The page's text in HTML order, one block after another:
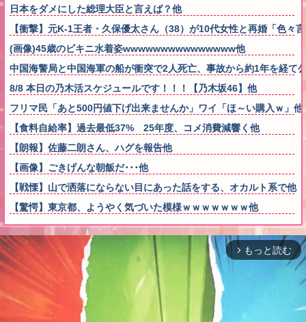
日本をダメにした総理大臣と言えば？他
【衝撃】元K-1王者・久保優太さん（38）が10代女性と再婚「色
(画像)45歳のビキニ水着姿wwwwwwwwwwwwwww他
中国海警局と中国海軍の船が衝突で2人死亡、事故から約1年を経
8/8 本日の乃木活スケジュールです！！！【乃木坂46】他
フリマ民「あと500円値下げ出来ませんか」ワイ「ほ～い購入ｗ」他
【食料自給率】過去最低37% 25年度、コメ消費減響く他
【朗報】佐藤二朗さん、ハグを報告他
【画像】ごきげんな朝飯だ･･･他
【戦慄】山で洒落にならない目にあった話をする、オカルト系で他
【驚愕】東京都、ようやく気づいた模様ｗｗｗｗｗｗｗ他
arrow_forward_ios もっと読む